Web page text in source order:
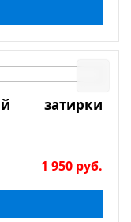
затирки
1 950 руб.